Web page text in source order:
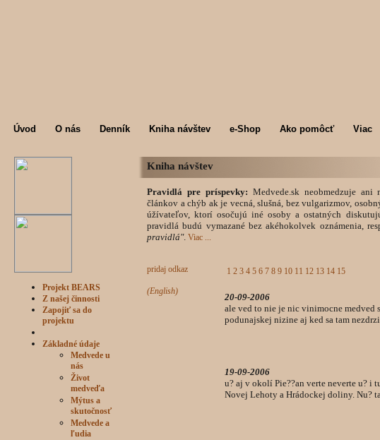
Úvod O nás Denník Kniha návštev e-Shop Ako pomôcť Viac
Projekt BEARS
Z našej činnosti
Zapojiť sa do
projektu
Základné údaje
Medvede u
nás
Život
medveďa
Mýtus a
skutočnosť
Medvede a
ľudia
Kniha návštev
Pravidlá pre príspevky: Medvede.sk neobmedzuje
článkov a chýb ak je vecná, slušná, bez vulgarizmov,
úžívateľov, ktorí osočujú iné osoby a ostatných
pravidlá budú vymazané bez akéhokolvek oznámenia,
pravidlá". Viac ...
pridaj odkaz
(English)
1 2 3 4 5 6 7 8 9 10 11 12 13 14 15
20-09-2006
ale ved to nie je nic vinimocne medved
podunajskej nizine aj ked sa tam nezdrzi
19-09-2006
u? aj v okolí Pie??an verte neverte u? i
Novej Lehoty a Hrádockej doliny. Nu?